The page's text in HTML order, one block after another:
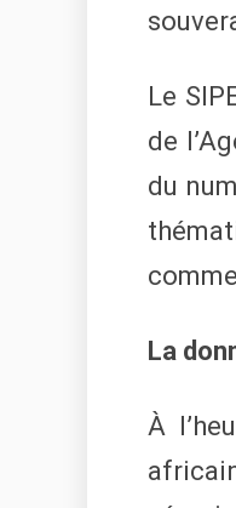
Le
de
du
La
À